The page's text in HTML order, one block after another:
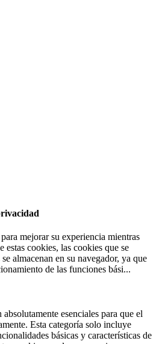
mejorar su experiencia mientras
cookies, las cookies que se
almacenan en su navegador, ya que
de las funciones bási...
esenciales para que el
Esta categoría solo incluye
básicas y características de